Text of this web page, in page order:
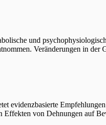
und
Veränderungen in
evidenzbasierte
von Dehnungen auf